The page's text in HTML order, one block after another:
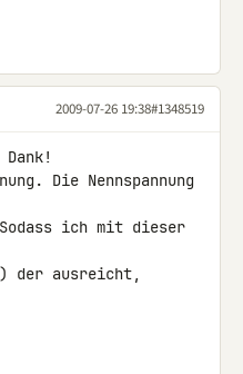
2009-07-26 19:38#1348519
Die Nennspannung
Sodass ich mit dieser
der ausreicht,